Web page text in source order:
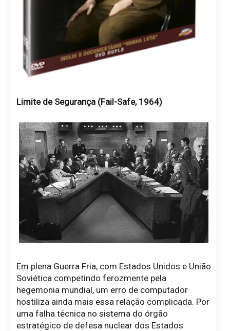
Limite de Segurança (Fail-Safe, 1964)
Em plena Guerra Fria, com Estados Unidos e União
Soviética competindo ferozmente pela
hegemonia mundial, um erro de computador
hostiliza ainda mais essa relação complicada. Por
uma falha técnica no sistema do órgão
estratégico de defesa nuclear dos Estados